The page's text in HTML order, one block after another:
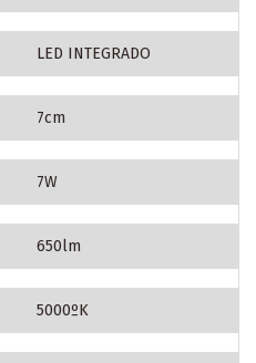
LED INTEGRADO
7cm
7W
650lm
5000ºK